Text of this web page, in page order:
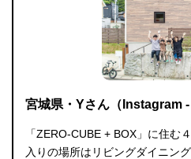
宮城県・Yさん（Instagram -
「ZERO-CUBE + BOX」に住む
入りの場所はリビングダイニン